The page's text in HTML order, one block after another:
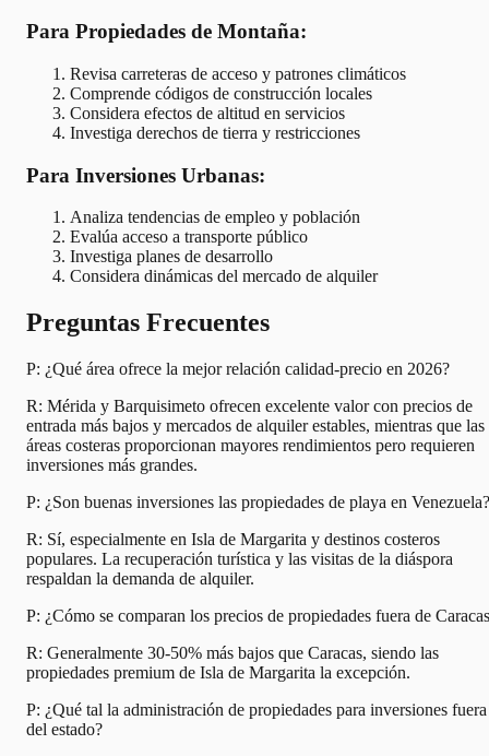
Para Propiedades de Montaña:
Revisa carreteras de acceso y patrones climáticos
Comprende códigos de construcción locales
Considera efectos de altitud en servicios
Investiga derechos de tierra y restricciones
Para Inversiones Urbanas:
Analiza tendencias de empleo y población
Evalúa acceso a transporte público
Investiga planes de desarrollo
Considera dinámicas del mercado de alquiler
Preguntas Frecuentes
P: ¿Qué área ofrece la mejor relación calidad-precio en 2026?
R: Mérida y Barquisimeto ofrecen excelente valor con precios de
entrada más bajos y mercados de alquiler estables, mientras que las
áreas costeras proporcionan mayores rendimientos pero requieren
inversiones más grandes.
P: ¿Son buenas inversiones las propiedades de playa en Venezuela?
R: Sí, especialmente en Isla de Margarita y destinos costeros
populares. La recuperación turística y las visitas de la diáspora
respaldan la demanda de alquiler.
P: ¿Cómo se comparan los precios de propiedades fuera de
R: Generalmente 30-50% más bajos que Caracas, siendo las
propiedades premium de Isla de Margarita la excepción.
P: ¿Qué tal la administración de propiedades para inversiones fuera
del estado?